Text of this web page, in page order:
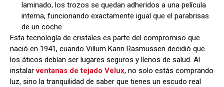
laminado, los trozos se quedan adheridos a una película
interna, funcionando exactamente igual que el parabrisas
de un coche.
Esta tecnología de cristales es parte del compromiso que
nació en 1941, cuando Villum Kann Rasmussen decidió que
los áticos debían ser lugares seguros y llenos de salud. Al
instalarventanas de tejado Velux, no solo estás comprando
luz, sino la tranquilidad de saber que tienes un escudo real